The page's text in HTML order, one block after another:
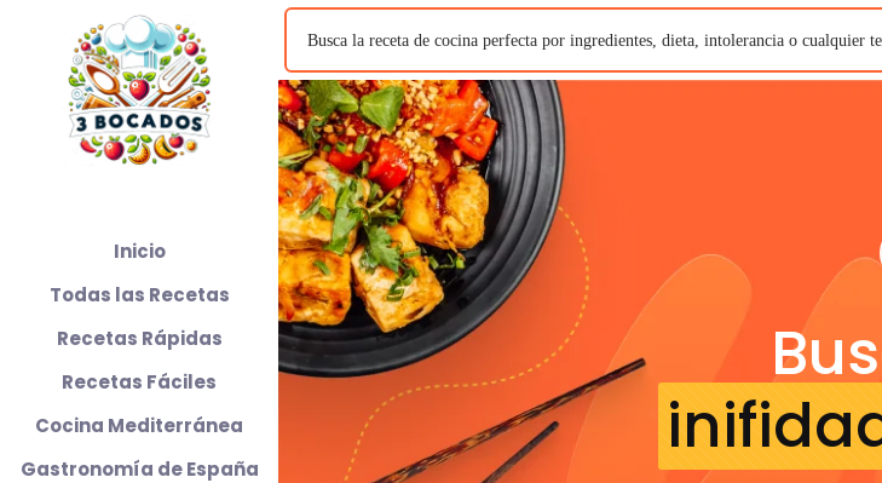
Inicio
Todas las Recetas
Recetas Rápidas
Recetas Fáciles
Cocina Mediterránea
Gastronomía de España